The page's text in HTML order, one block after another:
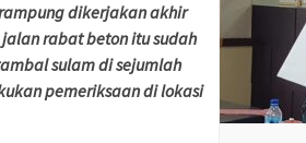
dikerjakan akhir
rabat beton itu sudah
sulam di sejumlah
pemeriksaan di lokasi